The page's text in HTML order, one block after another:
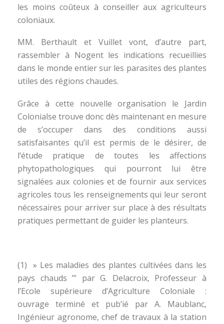
les moins coûteux à conseiller aux agriculteurs
coloniaux.
MM. Berthault et Vuillet vont, d’autre part,
rassembler à Nogent les indications recueillies
dans le monde entier sur les parasites des plantes
utiles des régions chaudes.
Grâce à cette nouvelle organisation le Jardin
Colonialse trouve donc dès maintenant en mesure
de s’occuper dans des conditions aussi
satisfaisantes qu’il est permis de le désirer, de
l’étude pratique de toutes les affections
phytopathologiques qui pourront lui être
signalées aux colonies et de fournir aux services
agricoles tous les renseignements qui leur seront
nécessaires pour arriver sur place à des résultats
pratiques permettant de guider les planteurs.
(1) » Les maladies des plantes cultivées dans les
pays chauds ”’ par G. Delacroix, Professeur à
l’Ecole supérieure d’Agriculture Coloniale :
ouvrage terminé et pub’ié par A. Maublanc,
Ingénieur agronome, chef de travaux à la station